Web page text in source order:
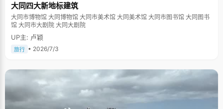
大同四大新地标建筑
大同市博物馆 大同博物馆 大同市美术馆 大同美术馆 大同市图书馆 大同图书
馆 大同市大剧院 大同大剧院
UP主: 卢颖
旅行 • 2026/7/3